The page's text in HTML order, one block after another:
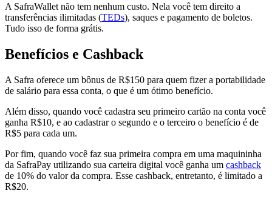
A SafraWallet não tem nenhum custo. Nela você tem direito a
transferências ilimitadas (TEDs), saques e pagamento de boletos.
Tudo isso de forma grátis.
Benefícios e Cashback
A Safra oferece um bônus de R$150 para quem fizer a portabilidade
de salário para essa conta, o que é um ótimo benefício.
Além disso, quando você cadastra seu primeiro cartão na conta você
ganha R$10, e ao cadastrar o segundo e o terceiro o benefício é de
R$5 para cada um.
Por fim, quando você faz sua primeira compra em uma maquininha
da SafraPay utilizando sua carteira digital você ganha um cashback
de 10% do valor da compra. Esse cashback, entretanto, é limitado a
R$20.